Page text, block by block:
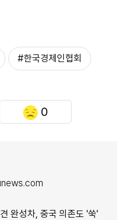
#한국경제인협회
0
완성차, 중국 의존도 '쑥'